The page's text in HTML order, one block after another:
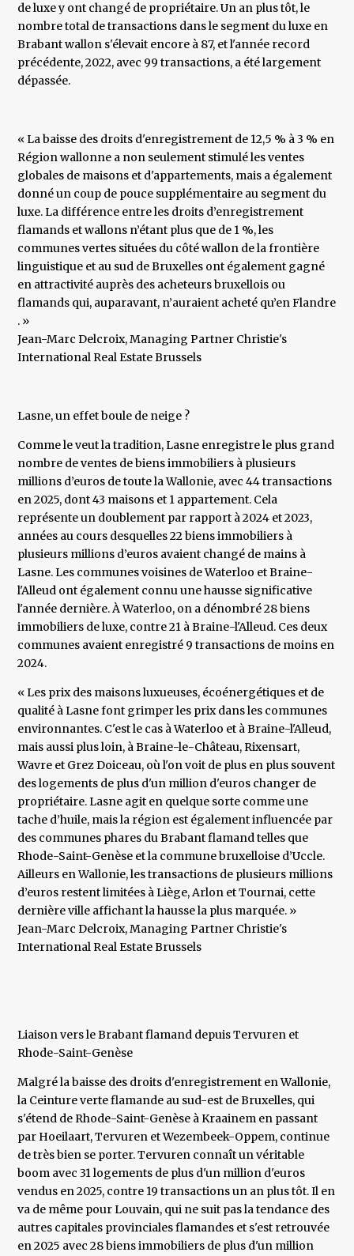
de luxe y ont changé de propriétaire. Un an plus tôt, le
nombre total de transactions dans le segment du luxe en
Brabant wallon s'élevait encore à 87, et l'année record
précédente, 2022, avec 99 transactions, a été largement
dépassée.
« La baisse des droits d'enregistrement de 12,5 % à 3 % en
Région wallonne a non seulement stimulé les ventes
globales de maisons et d'appartements, mais a également
donné un coup de pouce supplémentaire au segment du
luxe. La différence entre les droits d’enregistrement
flamands et wallons n’étant plus que de 1 %, les
communes vertes situées du côté wallon de la frontière
linguistique et au sud de Bruxelles ont également gagné
en attractivité auprès des acheteurs bruxellois ou
flamands qui, auparavant, n’auraient acheté qu’en Flandre
. »
​Jean-Marc Delcroix, Managing Partner Christie's
International Real Estate Brussels
Lasne, un effet boule de neige ?
Comme le veut la tradition, Lasne enregistre le plus grand
nombre de ventes de biens immobiliers à plusieurs
millions d’euros de toute la Wallonie, avec 44 transactions
en 2025, dont 43 maisons et 1 appartement. Cela
représente un doublement par rapport à 2024 et 2023,
années au cours desquelles 22 biens immobiliers à
plusieurs millions d’euros avaient changé de mains à
Lasne. Les communes voisines de Waterloo et Braine-
l'Alleud ont également connu une hausse significative
l'année dernière. À Waterloo, on a dénombré 28 biens
immobiliers de luxe, contre 21 à Braine-l'Alleud. Ces deux
communes avaient enregistré 9 transactions de moins en
2024.
« Les prix des maisons luxueuses, écoénergétiques et de
qualité à Lasne font grimper les prix dans les communes
environnantes. C'est le cas à Waterloo et à Braine-l'Alleud,
mais aussi plus loin, à Braine-le-Château, Rixensart,
Wavre et Grez Doiceau, où l'on voit de plus en plus souvent
des logements de plus d'un million d'euros changer de
propriétaire. Lasne agit en quelque sorte comme une
tache d’huile, mais la région est également influencée par
des communes phares du Brabant flamand telles que
Rhode-Saint-Genèse et la commune bruxelloise d’Uccle.
Ailleurs en Wallonie, les transactions de plusieurs millions
d’euros restent limitées à Liège, Arlon et Tournai, cette
dernière ville affichant la hausse la plus marquée. »
​Jean-Marc Delcroix, Managing Partner Christie's
International Real Estate Brussels
Liaison vers le Brabant flamand depuis Tervuren et
Rhode-Saint-Genèse
Malgré la baisse des droits d'enregistrement en Wallonie,
la Ceinture verte flamande au sud-est de Bruxelles, qui
s'étend de Rhode-Saint-Genèse à Kraainem en passant
par Hoeilaart, Tervuren et Wezembeek-Oppem, continue
de très bien se porter. Tervuren connaît un véritable
boom avec 31 logements de plus d'un million d'euros
vendus en 2025, contre 19 transactions un an plus tôt. Il en
va de même pour Louvain, qui ne suit pas la tendance des
autres capitales provinciales flamandes et s'est retrouvée
en 2025 avec 28 biens immobiliers de plus d'un million